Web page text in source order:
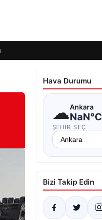
Hava Durumu
☁Ankara
NaN°C
ŞEHIR SEÇ
Bizi Takip Edin